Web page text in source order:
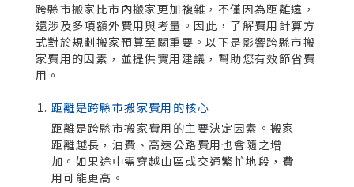
跨縣市搬家比市內搬家更加複雜，不僅因為距離遠，
還涉及多項額外費用與考量。因此，了解費用計算方
式對於規劃搬家預算至關重要。以下是影響跨縣市搬
家費用的因素，並提供實用建議，幫助您有效節省費
用。
距離是跨縣市搬家費用的核心
距離是跨縣市搬家費用的主要決定因素。搬家
距離越長，油費、高速公路費用也會隨之增
加。如果途中需穿越山區或交通繁忙地段，費
用可能更高。